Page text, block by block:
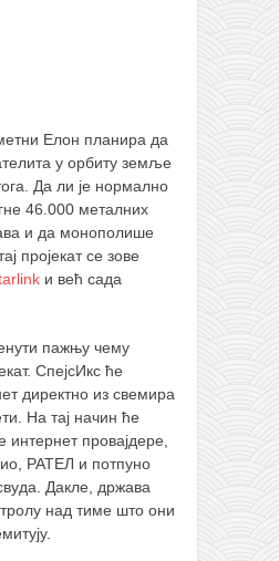
Елон планира да
у орбиту земље
Да ли је нормално
46.000 металних
и да монополише
пројекат се зове
и већ сада
пажњу чему
СпејсИкс ће
директно из свемира
На тај начин ће
провајдере,
РАТЕЛ и потпуно
Дакле, држава
над тиме што они